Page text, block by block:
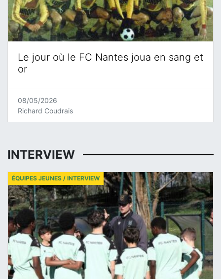
Le jour où le FC Nantes joua en sang et
or
08/05/2026
Richard Coudrais
INTERVIEW
ÉQUIPES JEUNES / INTERVIEW